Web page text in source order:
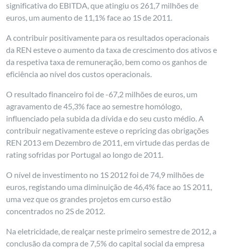
significativa do EBITDA, que atingiu os 261,7 milhões de
euros, um aumento de 11,1% face ao 1S de 2011.
A contribuir positivamente para os resultados operacionais
da REN esteve o aumento da taxa de crescimento dos ativos e
da respetiva taxa de remuneração, bem como os ganhos de
eficiência ao nível dos custos operacionais.
O resultado financeiro foi de -67,2 milhões de euros, um
agravamento de 45,3% face ao semestre homólogo,
influenciado pela subida da dívida e do seu custo médio. A
contribuir negativamente esteve o repricing das obrigações
REN 2013 em Dezembro de 2011, em virtude das perdas de
rating sofridas por Portugal ao longo de 2011.
O nível de investimento no 1S 2012 foi de 74,9 milhões de
euros, registando uma diminuição de 46,4% face ao 1S 2011,
uma vez que os grandes projetos em curso estão
concentrados no 2S de 2012.
Na eletricidade, de realçar neste primeiro semestre de 2012, a
conclusão da compra de 7,5% do capital social da empresa